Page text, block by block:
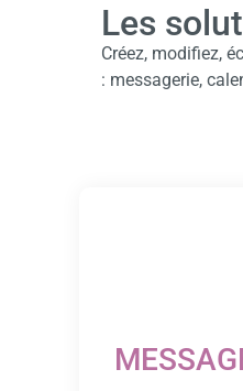
Les
Créez, modifiez,
: messagerie,